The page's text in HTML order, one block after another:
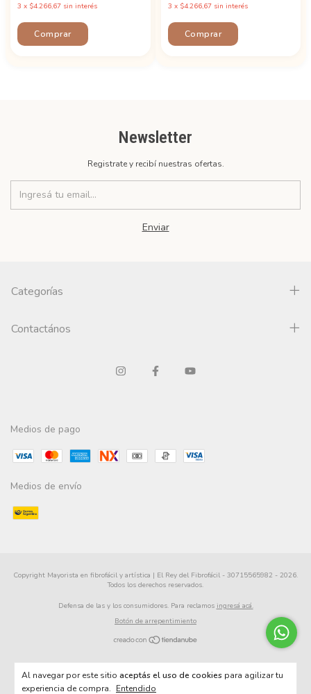
Al navegar por este sitio aceptás el uso de cookies para agilizar tu
experiencia de compra. Entendido
3 x $4.266,67 sin interés 3 x $4.266,67 sin interés
Newsletter
Registrate y recibí nuestras ofertas.
Categorías
Contactános
Medios de pago
Medios de envío
Copyright Mayorista en fibrofácil y artística | El Rey del Fibrofácil - 30715565982 - 2026.
Todos los derechos reservados.
Defensa de las y los consumidores. Para reclamos ingresá acá.
Botón de arrepentimiento